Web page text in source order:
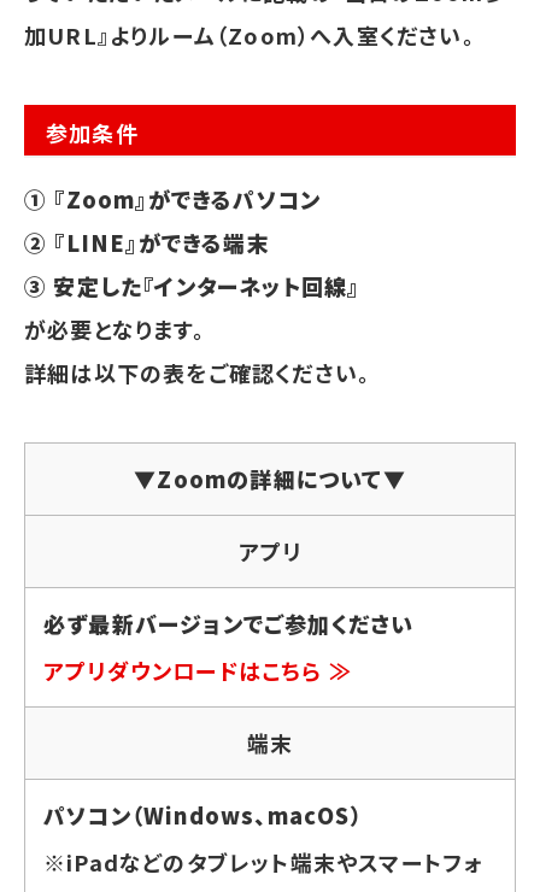
加URL』よりルーム（Zoom）へ入室ください。
参加条件
① 『Zoom』ができるパソコン
② 『LINE』ができる端末
③ 安定した『インターネット回線』
が必要となります。
詳細は以下の表をご確認ください。
▼Zoomの詳細について▼
アプリ
必ず最新バージョンでご参加ください
アプリダウンロードはこちら ≫
端末
パソコン（Windows、macOS）
※iPadなどのタブレット端末やスマートフォ